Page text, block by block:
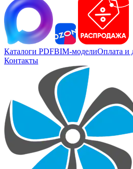
Каталоги PDFBIM-моделиОплата и
Контакты